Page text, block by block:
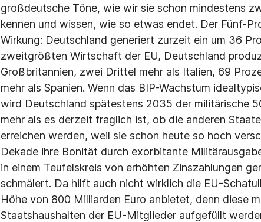
großdeutsche Töne, wie wir sie schon mindestens
kennen und wissen, wie so etwas endet. Der Fünf-
Wirkung: Deutschland generiert zurzeit ein um 36
zweitgrößten Wirtschaft der EU, Deutschland
Großbritannien, zwei Drittel mehr als Italien, 69
mehr als Spanien. Wenn das BIP-Wachstum
wird Deutschland spätestens 2035 der militärische
mehr als es derzeit fraglich ist, ob die anderen
erreichen werden, weil sie schon heute so hoch
Dekade ihre Bonität durch exorbitante
in einem Teufelskreis von erhöhten Zinszahlungen
schmälert. Da hilft auch nicht wirklich die EU-
Höhe von 800 Milliarden Euro anbietet, denn diese
Staatshaushalten der EU-Mitglieder aufgefüllt